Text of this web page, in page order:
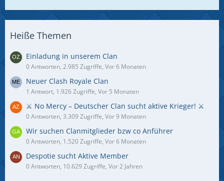
Heiße Themen
Einladung in unserem Clan
0 Antworten, 2.985 Zugriffe, Vor 6 Monaten
Neuer Clash Royale Clan
1 Antwort, 1.926 Zugriffe, Vor 5 Monaten
⚔️ No Mercy – Deutscher Clan sucht aktive Krieger! ⚔️
0 Antworten, 3.309 Zugriffe, Vor 9 Monaten
Wir suchen Clanmitglieder bzw co Anführer
0 Antworten, 1.520 Zugriffe, Vor 6 Monaten
Despotie sucht Aktive Member
0 Antworten, 10.629 Zugriffe, Vor 2 Jahren